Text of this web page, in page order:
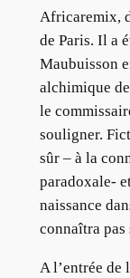
Africaremix,
de Paris. Il a
Maubuisson
alchimique
le
souligner.
sûr – à la
paradoxale-
naissance
connaîtra
A l’entrée de